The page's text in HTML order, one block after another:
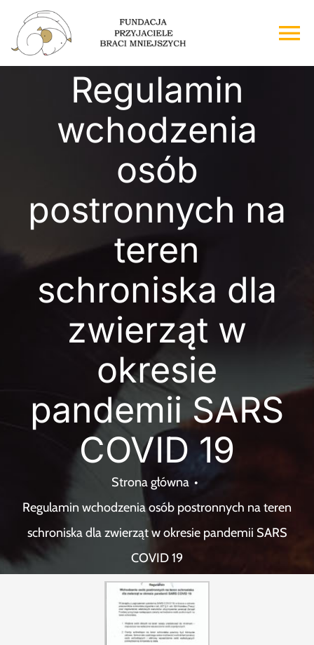
Przejdź
zawartości
Strona główna
Wsparcie
Regulamin
wchodzenia
osób
postronnych na
teren
schroniska dla
zwierząt w
okresie
pandemii SARS
COVID 19
Strona główna
Regulamin wchodzenia osób postronnych na teren
schroniska dla zwierząt w okresie pandemii SARS
COVID 19